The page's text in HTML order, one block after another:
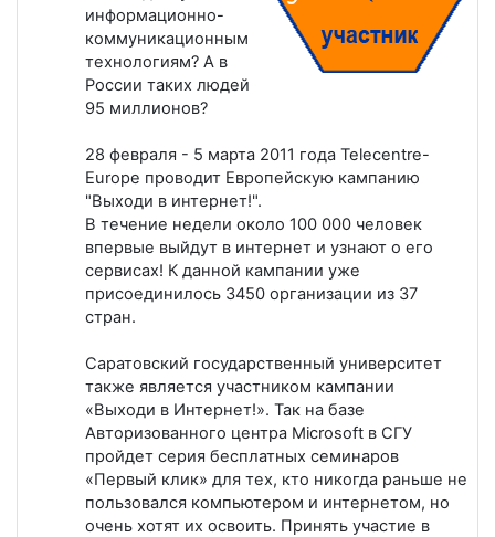
информационно-
коммуникационным
технологиям? А в
России таких людей
95 миллионов?
28 февраля - 5 марта 2011 года Telecentre-
Europe проводит Европейскую кампанию
"Выходи в интернет!".
В течение недели около 100 000 человек
впервые выйдут в интернет и узнают о его
сервисах! К данной кампании уже
присоединилось 3450 организации из 37
стран.
Саратовский государственный университет
также является участником кампании
«Выходи в Интернет!». Так на базе
Авторизованного центра Microsoft в СГУ
пройдет серия бесплатных семинаров
«Первый клик» для тех, кто никогда раньше не
пользовался компьютером и интернетом, но
очень хотят их освоить. Принять участие в